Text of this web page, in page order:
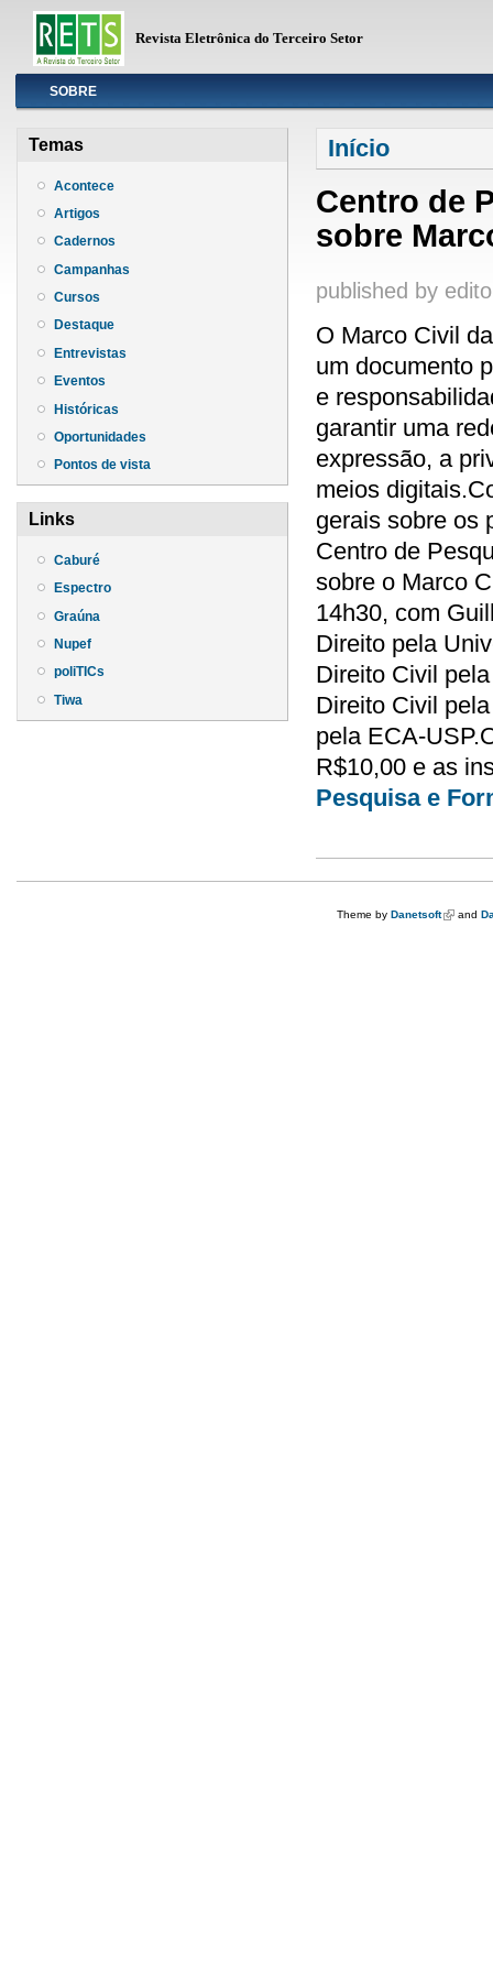
Revista Eletrônica do Terceiro Setor
InfoSOBRE
Temas
Acontece
Artigos
Cadernos
Campanhas
Cursos
Destaque
Entrevistas
Eventos
Históricas
Oportunidades
Pontos de vista
Links
Caburé
Espectro
Graúna
Nupef
poliTICs
Tiwa
Você está aqui
Início
Centro de
sobre
published by
O Marco Civil
um documento
e
garantir uma
expressão, a
meios
gerais sobre os
Centro de
sobre o Marco
14h30, com
Direito pela
Direito Civil
Direito Civil
pela ECA-
R$10,00 e as
Pesquisa e
Theme by Danetsoft(link is
and